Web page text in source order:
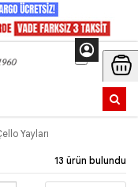
Yayları
13 ürün bulundu